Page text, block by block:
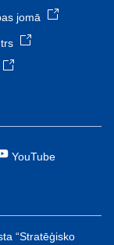
jomā
YouTube
“Stratēģisko